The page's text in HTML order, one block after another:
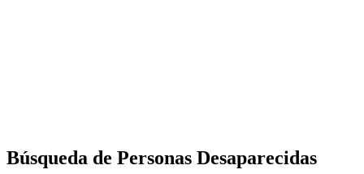
Búsqueda de Personas Desaparecidas